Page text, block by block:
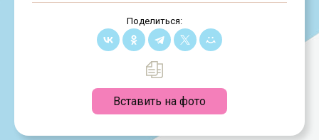
Поделиться:
Вставить на фото